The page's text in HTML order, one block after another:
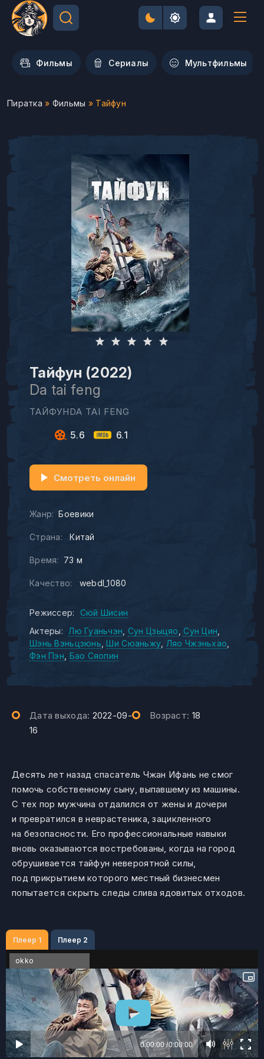
Фильмы Сериалы Мультфильмы
Пиратка » Фильмы » Тайфун
Тайфун (2022)
Da tai feng
ТАЙФУНDA TAI FENG
5.6 6.1
Жанр: Боевики
Страна: Китай
Время: 73 м
Качество: webdl_1080
Смотреть онлайн
Режиссер:
Сюй Шисин
Актеры:
Лю Гуаньчэн Сун Цзыцяо
Сун Цин
Шэнь Вэньцзюнь Ши Сюаньжу Ляо Чжэньхао
Фэн Пэн Бао Сяопин
Дата выхода: 2022-09-
16
Возраст: 18
Десять лет назад спасатель Чжан Ифань не смог
помочь собственному сыну, выпавшему из машины.
С тех пор мужчина отдалился от жены и дочери
и превратился в неврастеника, зацикленного
на безопасности. Его профессиональные навыки
вновь оказываются востребованы, когда на город
обрушивается тайфун невероятной силы,
под прикрытием которого местный бизнесмен
попытается скрыть следы слива ядовитых отходов.
Плеер 1 Плеер 2
okko